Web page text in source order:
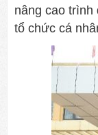
nâng cao
tổ chức cá